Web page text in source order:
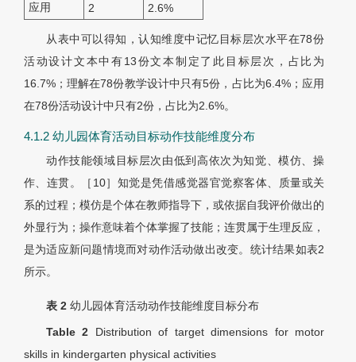
应用
2 2.6%
从表中可以得知，认知维度中记忆目标层次水平在78份
活动设计文本中有13份文本制定了此目标层次，占比为
16.7%；理解在78份教学设计中只有5份，占比为6.4%；应用
在78份活动设计中只有2份，占比为2.6%。
4.1.2 幼儿园体育活动目标动作技能维度分布
动作技能领域目标层次由低到高依次为知觉、模仿、操
作、连贯。［10］知觉是凭借感觉器官觉察客体、质量或关
系的过程；模仿是个体在教师指导下，或依据自我评价做出的
外显行为；操作意味着个体掌握了技能；连贯属于生理反应，
是为适应新问题情境而对动作活动做出改变。统计结果如表2
所示。
表 2 幼儿园体育活动动作技能维度目标分布
Table 2 Distribution of target dimensions for motor
skills in kindergarten physical activities